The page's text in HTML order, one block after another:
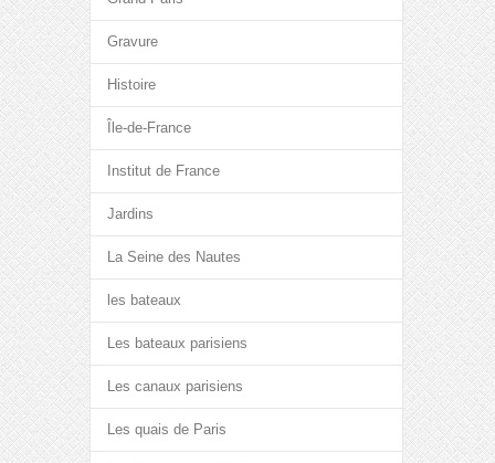
Gravure
Histoire
Île-de-France
Institut de France
Jardins
La Seine des Nautes
les bateaux
Les bateaux parisiens
Les canaux parisiens
Les quais de Paris